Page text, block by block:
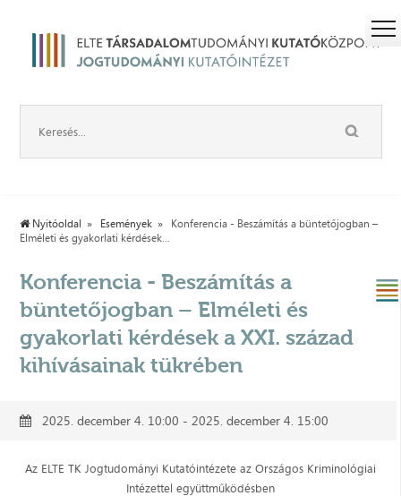
Nyitóoldal Események
Konferencia - Beszámítás a büntetőjogban –
Elméleti és gyakorlati kérdések...
Konferencia - Beszámítás a
büntetőjogban – Elméleti és
gyakorlati kérdések a XXI. század
kihívásainak tükrében
2025. december 4. 10:00 - 2025. december 4. 15:00
Az ELTE TK Jogtudományi Kutatóintézete az Országos Kriminológiai
Intézettel együttműködésben